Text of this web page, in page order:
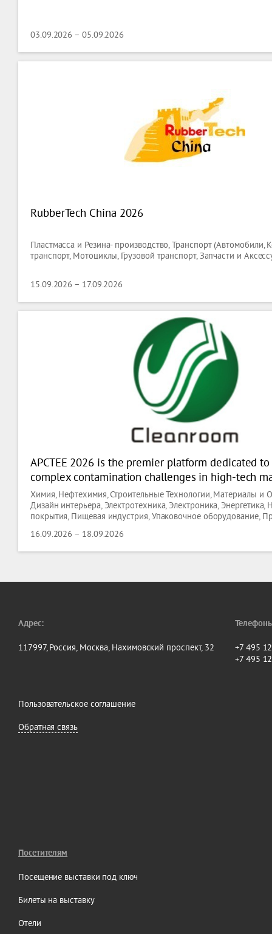
03.09.2026 – 05.09.2026
RubberTech China 2026
Пластмасса и Резина- производство, Транспорт (Автомобили,
транспорт, Мотоциклы, Грузовой транспорт, Запчасти и
15.09.2026 – 17.09.2026
APCTEE 2026 is the premier platform dedicated
complex contamination challenges in high-tech
As global industry standards like ISO 14644
enterprises face increasing pressure to balance
compliance with
Химия, Нефтехимия, Строительные Технологии, Материалы и
Дизайн интерьера, Электротехника, Электроника, Энергетика,
покрытия, Пищевая индустрия, Упаковочное оборудование,
Биотехнологии, Медицина, Медицинское оборудование,
Фармацевтика, , ,
16.09.2026 – 18.09.2026
Адрес:
117997, Россия, Москва, Нахимовский проспект, 32
+7 495
+7 495
Пользовательское соглашение
Обратная связь
Посетителям
Посещение выставки под ключ
Билеты на выставку
Отели